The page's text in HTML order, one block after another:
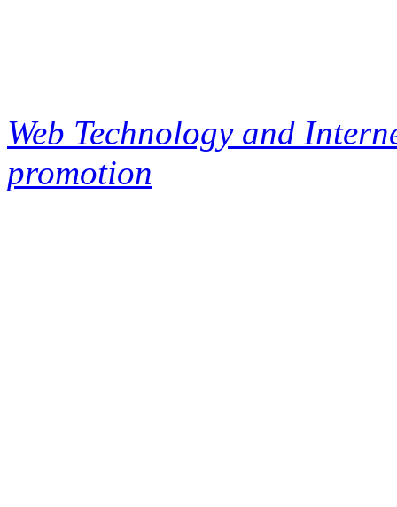
Web Technology and
promotion